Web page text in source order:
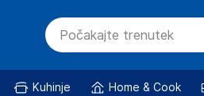
Kuhinje Home & Cook